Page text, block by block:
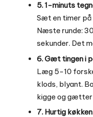
5. 1-minuts
Sæt en timer på
Næste runde:
sekunder. Det
6. Gæt tingen i
Læg 5-10
klods, blyant.
kigge og
7. Hurtig